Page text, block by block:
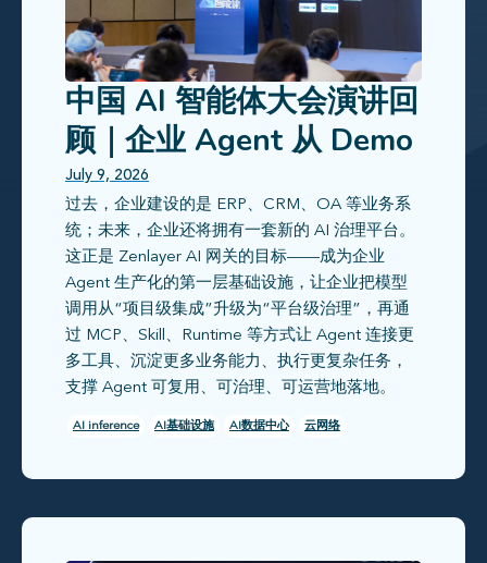
中国 AI 智能体大会演讲回
顾｜企业 Agent 从 Demo
走向生产，真正缺的是什
么？
July 9, 2026
过去，企业建设的是 ERP、CRM、OA 等业务系
统；未来，企业还将拥有一套新的 AI 治理平台。
这正是 Zenlayer AI 网关的目标——成为企业
Agent 生产化的第一层基础设施，让企业把模型
调用从“项目级集成”升级为“平台级治理”，再通
过 MCP、Skill、Runtime 等方式让 Agent 连接更
多工具、沉淀更多业务能力、执行更复杂任务，
支撑 Agent 可复用、可治理、可运营地落地。
AI inference AI基础设施 AI数据中心 云网络